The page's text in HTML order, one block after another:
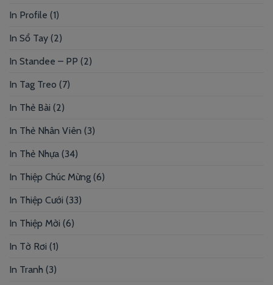
In Profile (1)
In Sổ Tay (2)
In Standee – PP (2)
In Tag Treo (7)
In Thẻ Bài (2)
In Thẻ Nhân Viên (3)
In Thẻ Nhựa (34)
In Thiệp Chúc Mừng (6)
In Thiệp Cưới (33)
In Thiệp Mời (6)
In Tờ Rơi (1)
In Tranh (3)